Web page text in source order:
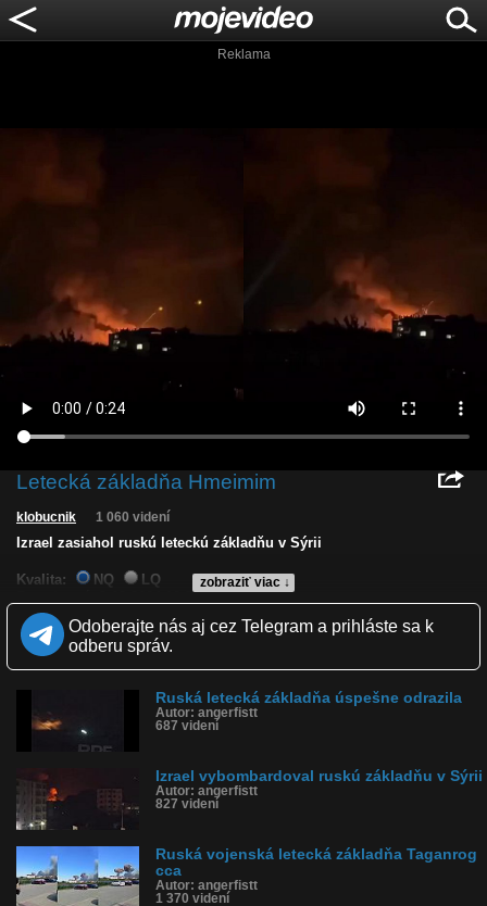
Reklama
Letecká základňa Hmeimim
zobraziť viac ↓
klobucnik 1 060 videní
Izrael zasiahol ruskú leteckú základňu v Sýrii
Kvalita: NQ
LQ
Zverejnené: 3.10.2024 12:33
Krajina: Sýria 🇸🇾
Páči sa: 67% (9 hlasov)
Obľúbené: 0
Komentárov: 3
Tagy: vojna, smrť, sýria
História sledovanosti videa:
Odoberajte nás aj cez Telegram a prihláste sa k
odberu správ.
Ruská letecká základňa úspešne odrazila
Autor: angerfistt
687 videní
Izrael vybombardoval ruskú základňu v Sýrii
Autor: angerfistt
827 videní
Ruská vojenská letecká základňa Taganrog
cca
Autor: angerfistt
1 370 videní